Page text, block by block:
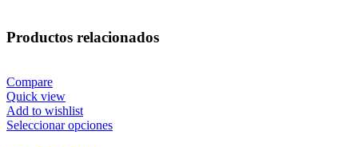
Productos relacionados
Compare
Quick view
Add to wishlist
Seleccionar opciones